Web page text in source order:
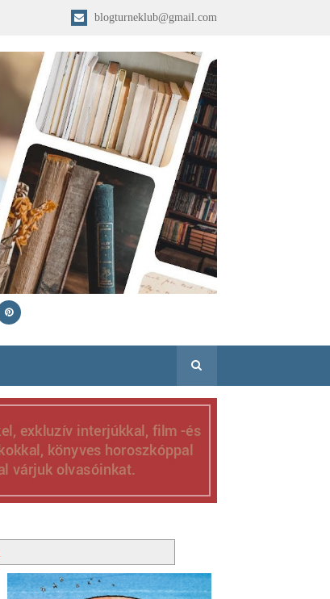
blogturneklub@gmail.com